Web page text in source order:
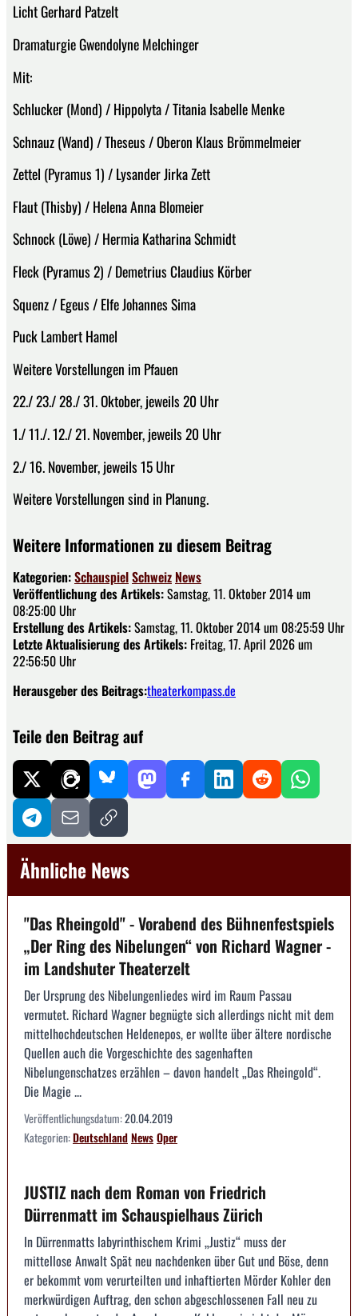
Licht Gerhard Patzelt
Dramaturgie Gwendolyne Melchinger
Mit:
Schlucker (Mond) / Hippolyta / Titania Isabelle Menke
Schnauz (Wand) / Theseus / Oberon Klaus Brömmelmeier
Zettel (Pyramus 1) / Lysander Jirka Zett
Flaut (Thisby) / Helena Anna Blomeier
Schnock (Löwe) / Hermia Katharina Schmidt
Fleck (Pyramus 2) / Demetrius Claudius Körber
Squenz / Egeus / Elfe Johannes Sima
Puck Lambert Hamel
Weitere Vorstellungen im Pfauen
22./ 23./ 28./ 31. Oktober, jeweils 20 Uhr
1./ 11./. 12./ 21. November, jeweils 20 Uhr
2./ 16. November, jeweils 15 Uhr
Weitere Vorstellungen sind in Planung.
Weitere Informationen zu diesem Beitrag
Kategorien:SchauspielSchweiz News
Veröffentlichung des Artikels:Samstag, 11. Oktober 2014 um
08:25:00 Uhr
Erstellung des Artikels:Samstag, 11. Oktober 2014 um 08:25:59 Uhr
Letzte Aktualisierung des Artikels: Freitag, 17. April 2026 um
22:56:50 Uhr
Herausgeber des Beitrags:theaterkompass.de
Teile den Beitrag auf
Ähnliche News
"Das Rheingold" - Vorabend des Bühnenfestspiels
„Der Ring des Nibelungen“ von Richard Wagner -
im Landshuter Theaterzelt
Der Ursprung des Nibelungenliedes wird im Raum Passau
vermutet. Richard Wagner begnügte sich allerdings nicht mit dem
mittelhochdeutschen Heldenepos, er wollte über ältere nordische
Quellen auch die Vorgeschichte des sagenhaften
Nibelungenschatzes erzählen – davon handelt „Das Rheingold“.
Die Magie ...
Veröffentlichungsdatum:20.04.2019
Kategorien:DeutschlandNewsOper
JUSTIZ nach dem Roman von Friedrich
Dürrenmatt im Schauspielhaus Zürich
In Dürrenmatts labyrinthischem Krimi „Justiz“ muss der
mittellose Anwalt Spät neu nachdenken über Gut und Böse, denn
er bekommt vom verurteilten und inhaftierten Mörder Kohler den
merkwürdigen Auftrag, den schon abgeschlossenen Fall neu zu